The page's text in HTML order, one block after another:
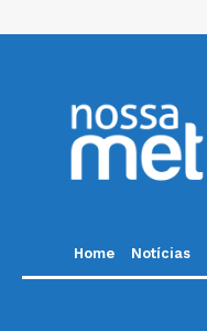
Home Notícias